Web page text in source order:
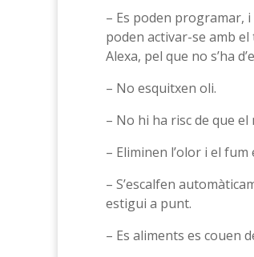
– Es poden programar,
poden activar-se amb
Alexa, pel que no s’ha
– No esquitxen oli.
– No hi ha risc de que el
– Eliminen l’olor i el fum
– S’escalfen
estigui a punt.
– Es aliments es couen